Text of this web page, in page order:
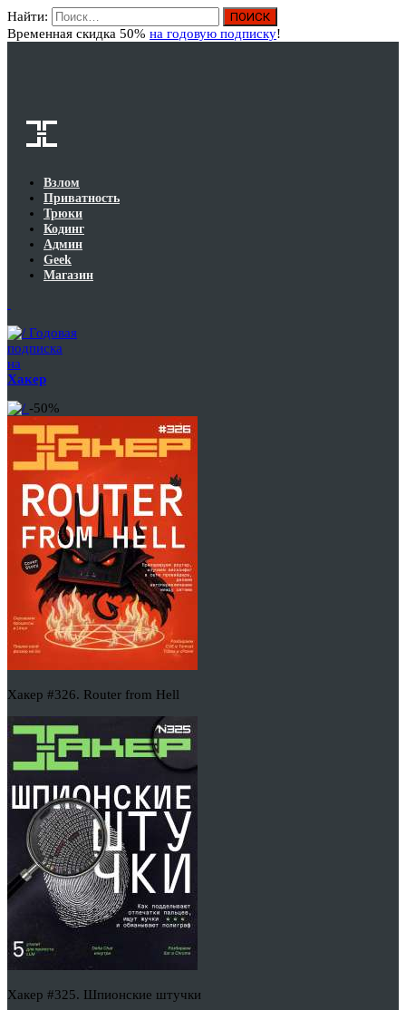
Найти:
Временная скидка 50% на годовую подписку!
Взлом
Приватность
Трюки
Кодинг
Админ
Geek
Магазин
Годовая
подписка
на
Хакер
-50%
Хакер #326. Router from Hell
Хакер #325. Шпионские штучки